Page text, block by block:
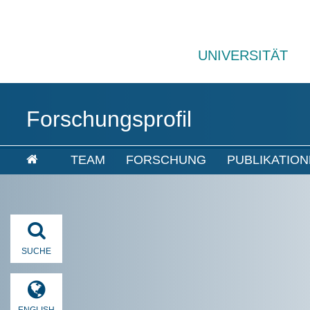
UNIVERSITÄT
Forschungsprofil
TEAM FORSCHUNG
SUCHE